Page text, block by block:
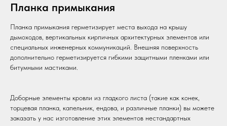
Планка примыкания
Планка примыкания герметизирует места выхода на крышу
дымоходов, вертикальных кирпичных архитектурных элементов или
специальных инженерных коммуникаций. Внешняя поверхность
дополнительно герметизируется гибкими защитными пленками или
битумными мастиками.
Доборные элементы кровли из гладкого листа (такие как конек,
торцевая планка, капельник, ендова, и различные планки) вы можете
заказать у нас изготовление этих элементов нестандартных